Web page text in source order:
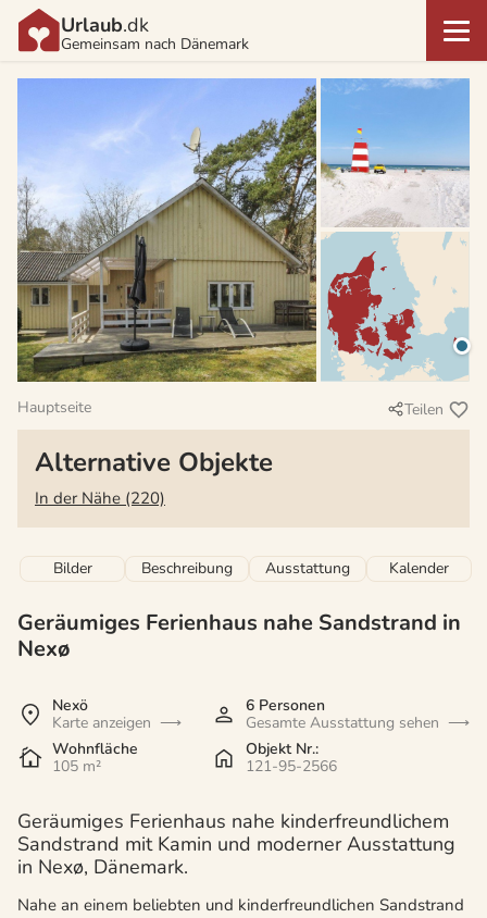
Urlaub.dk
Gemeinsam nach Dänemark
Hauptseite Teilen
Alternative Objekte
In der Nähe (220)
Bilder Beschreibung Ausstattung Kalender
Geräumiges Ferienhaus nahe Sandstrand in
Nexø
Nexö
Karte anzeigen
6 Personen
Gesamte Ausstattung sehen
Wohnfläche
105 m²
Objekt Nr.:
121-95-2566
Geräumiges Ferienhaus nahe kinderfreundlichem
Sandstrand mit Kamin und moderner Ausstattung
in Nexø, Dänemark.
Nahe an einem beliebten und kinderfreundlichen Sandstrand